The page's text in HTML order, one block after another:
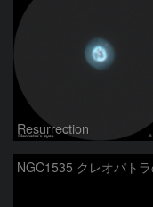
Resurrection